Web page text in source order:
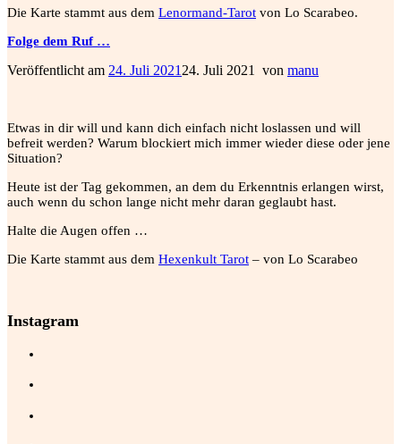
Die Karte stammt aus dem Lenormand-Tarot von Lo Scarabeo.
Folge dem Ruf …
Veröffentlicht am 24. Juli 202124. Juli 2021 von manu
Etwas in dir will und kann dich einfach nicht loslassen und will
befreit werden? Warum blockiert mich immer wieder diese oder jene
Situation?
Heute ist der Tag gekommen, an dem du Erkenntnis erlangen wirst,
auch wenn du schon lange nicht mehr daran geglaubt hast.
Halte die Augen offen …
Die Karte stammt aus dem Hexenkult Tarot – von Lo Scarabeo
Instagram